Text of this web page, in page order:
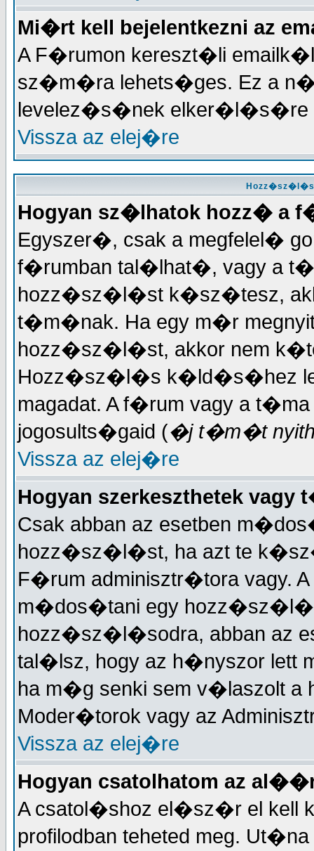
Mi�rt kell bejelentkezni az
A F�rumon kereszt�li
sz�m�ra lehets�ges. Ez a
levelez�s�nek elker�l�s�re
Vissza az elej�re
Hogyan sz�lhatok hozz� a
Egyszer�, csak a megfelel�
f�rumban tal�lhat�, vagy a
hozz�sz�l�st k�sz�tesz,
t�m�nak. Ha egy m�r
hozz�sz�l�st, akkor nem
Hozz�sz�l�s k�ld�s�hez
magadat. A f�rum vagy a
jogosults�gaid (�j t�m�t
Vissza az elej�re
Hogyan szerkeszthetek
Csak abban az esetben
hozz�sz�l�st, ha azt te
F�rum adminisztr�tora vagy. A
m�dos�tani egy
hozz�sz�l�sodra, abban az
tal�lsz, hogy az h�nyszor lett
ha m�g senki sem v�laszolt
Moder�torok vagy az
Vissza az elej�re
Hogyan csatolhatom az
A csatol�shoz el�sz�r el
profilodban teheted meg.